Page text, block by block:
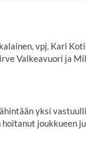
vpj. Kari
Valkeavuori ja
yksi
joukkueen